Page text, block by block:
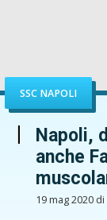
SSC NAPOLI
Napoli,
anche
19 mag 2020